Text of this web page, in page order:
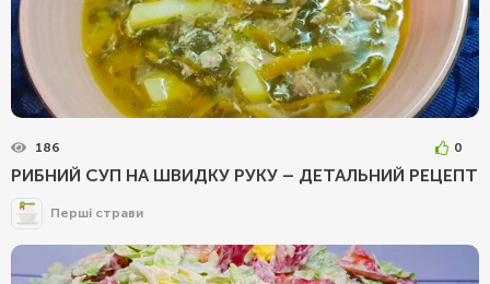
186 0
РИБНИЙ СУП НА ШВИДКУ РУКУ – ДЕТАЛЬНИЙ РЕЦЕПТ
Перші страви